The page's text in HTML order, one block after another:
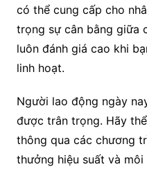
có thể cung cấp cho
trọng sự cân bằng giữa
luôn đánh giá cao khi
linh hoạt.
Người lao động ngày
được trân trọng. Hãy
thông qua các chương
thưởng hiệu suất và